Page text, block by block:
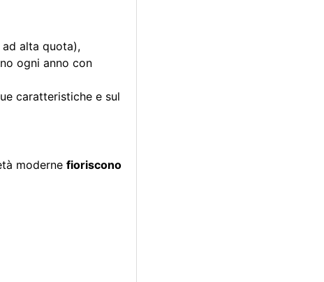
alta quota),
ogni anno con
caratteristiche e sul
moderne fioriscono